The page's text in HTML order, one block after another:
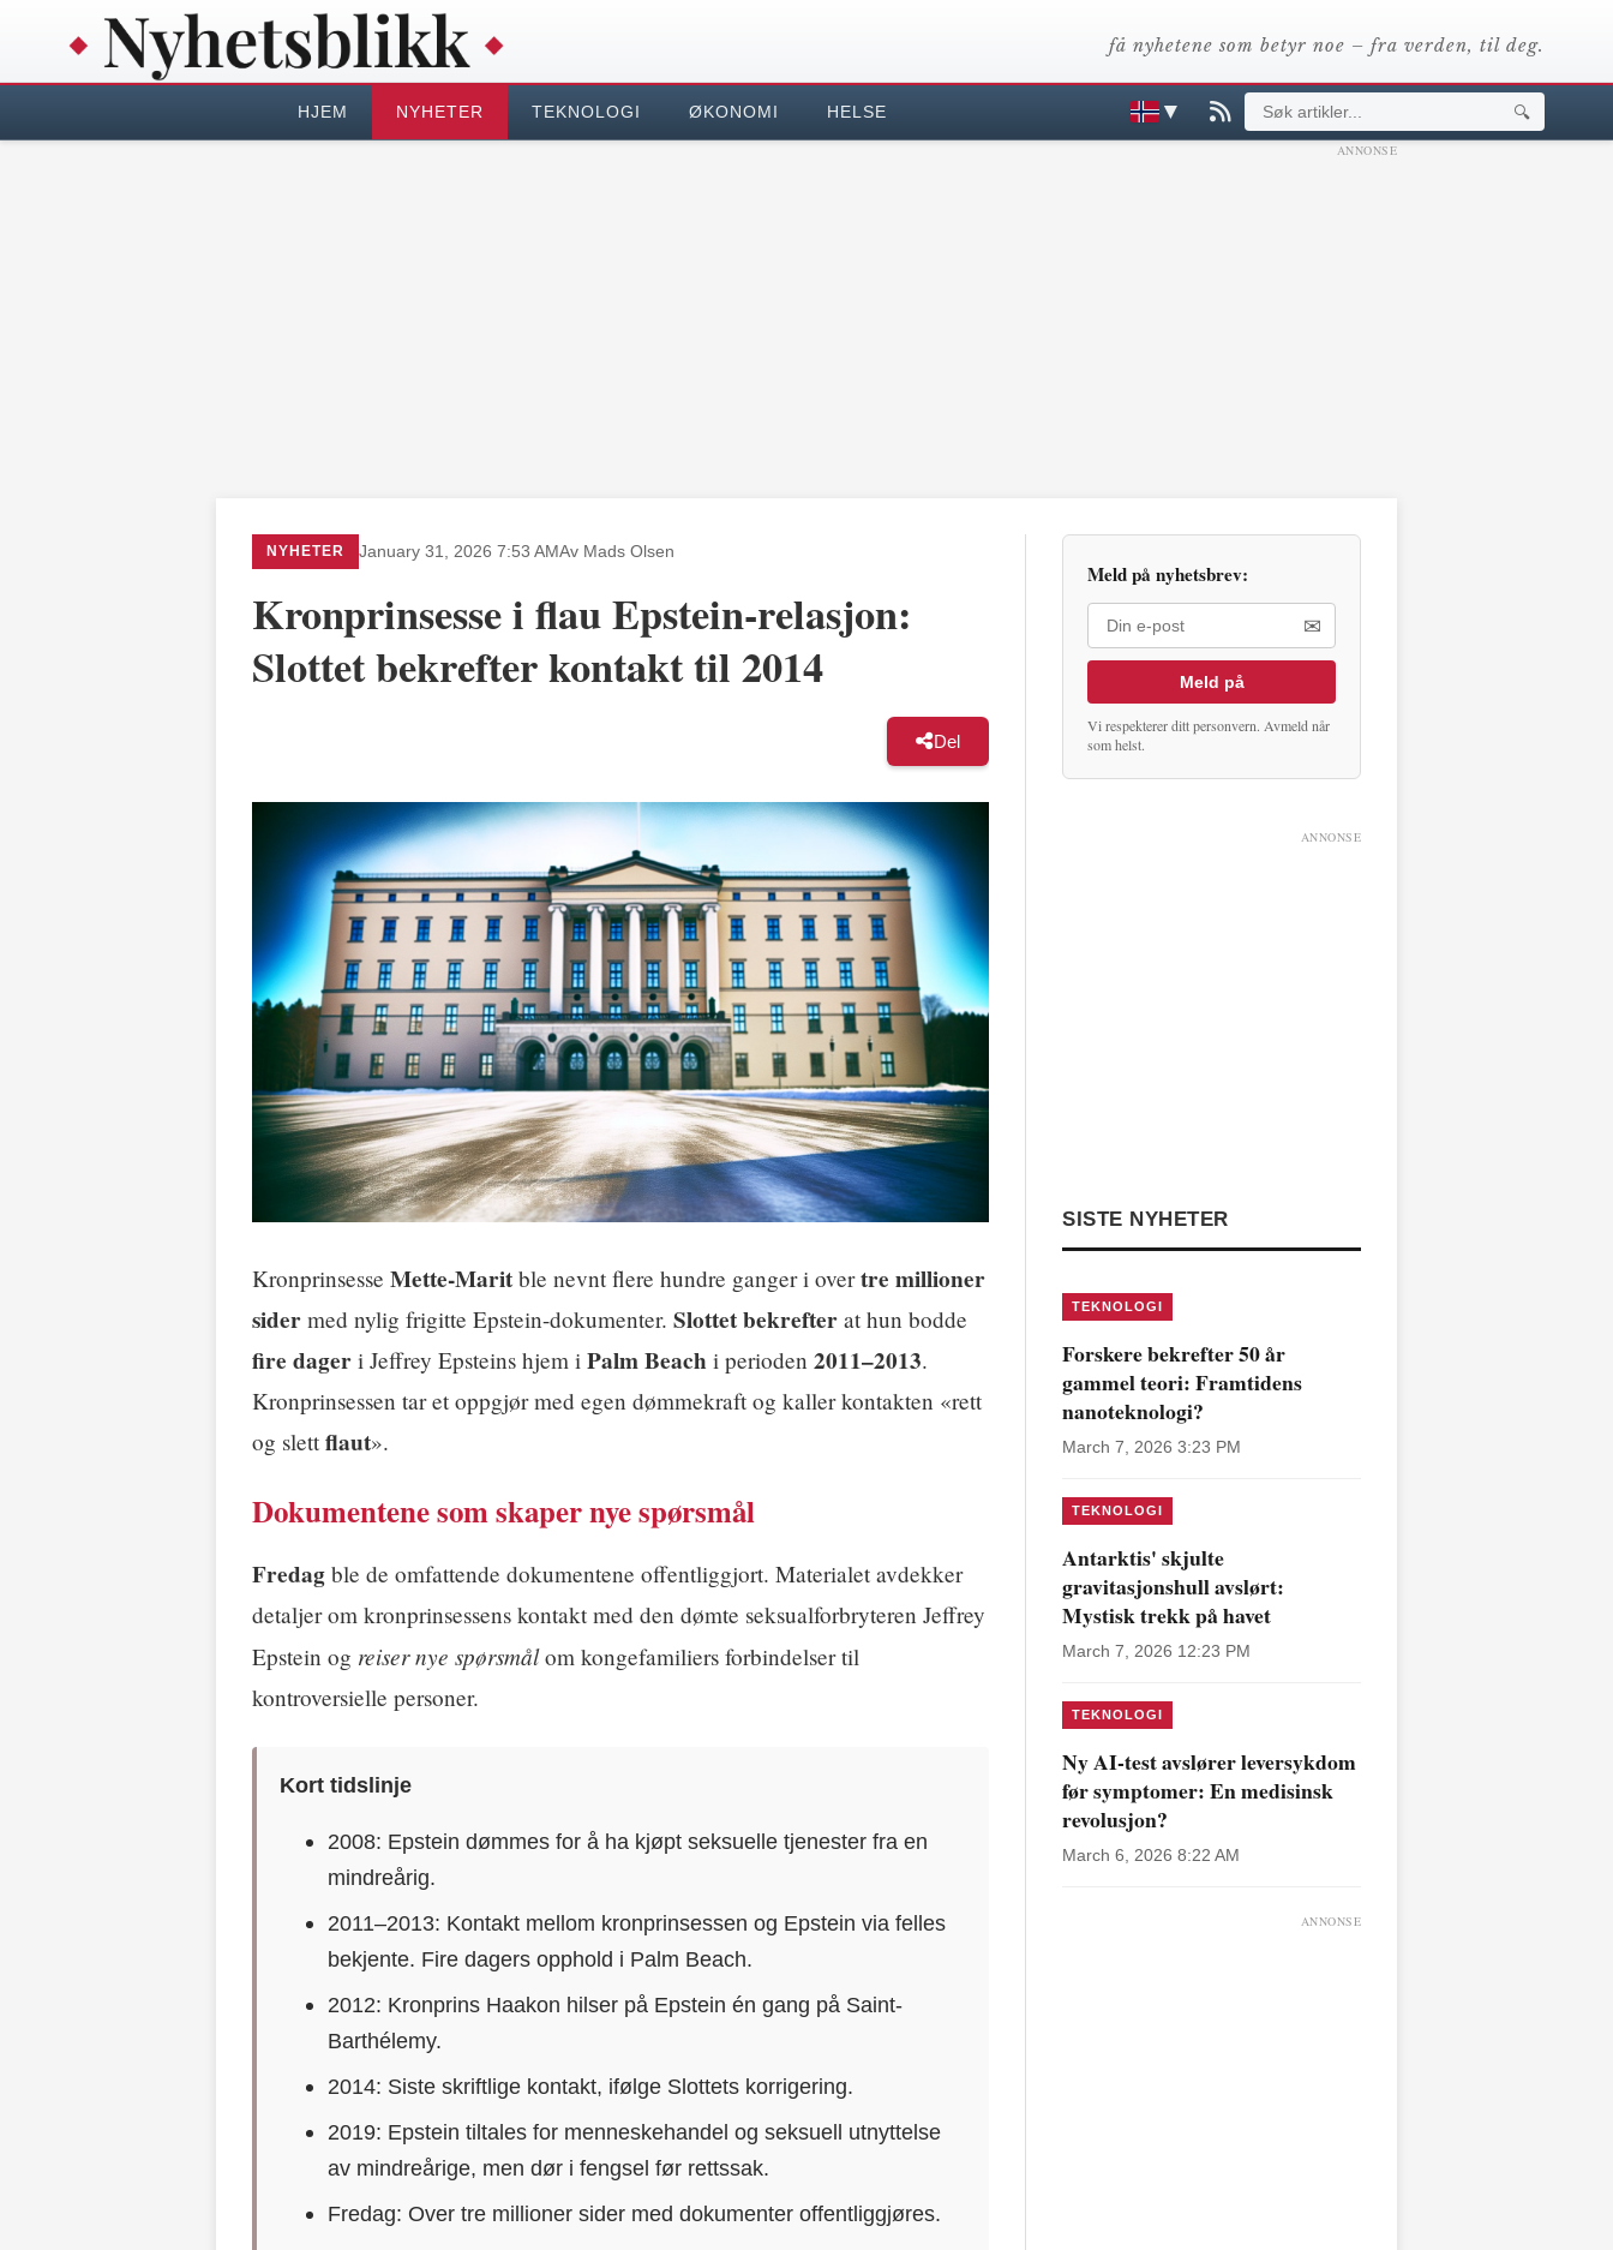
få nyhetene som betyr noe – fra verden, til deg.
HJEM NYHETER TEKNOLOGI ØKONOMI HELSE ▼ 🔍
ANNONSE
NYHETER January 31, 2026 7:53 AMAv Mads Olsen
Kronprinsesse i flau Epstein-relasjon:
Slottet bekrefter kontakt til 2014
Del
Kronprinsesse Mette-Marit ble nevnt flere hundre ganger i overtre millioner
sider med nylig frigitte Epstein-dokumenter. Slottet bekrefter at hun bodde
fire dager i Jeffrey Epsteins hjem i Palm Beach i perioden 2011–2013.
Kronprinsessen tar et oppgjør med egen dømmekraft og kaller kontakten «rett
og slett flaut».
Dokumentene som skaper nye spørsmål
Fredag ble de omfattende dokumentene offentliggjort. Materialet avdekker
detaljer om kronprinsessens kontakt med den dømte seksualforbryteren Jeffrey
Epstein og reiser nye spørsmålom kongefamiliers forbindelser til
kontroversielle personer.
Kort tidslinje
2008: Epstein dømmes for å ha kjøpt seksuelle tjenester fra en
mindreårig.
2011–2013: Kontakt mellom kronprinsessen og Epstein via felles
bekjente. Fire dagers opphold i Palm Beach.
2012: Kronprins Haakon hilser på Epstein én gang på Saint-
Barthélemy.
2014: Siste skriftlige kontakt, ifølge Slottets korrigering.
2019: Epstein tiltales for menneskehandel og seksuell utnyttelse
av mindreårige, men dør i fengsel før rettssak.
Fredag: Over tre millioner sider med dokumenter offentliggjøres.
Meld på nyhetsbrev:
✉
Meld på
Vi respekterer ditt personvern. Avmeld når
som helst.
ANNONSE
SISTE NYHETER
TEKNOLOGI
Forskere bekrefter 50 år
gammel teori: Framtidens
nanoteknologi?
March 7, 2026 3:23 PM
TEKNOLOGI
Antarktis' skjulte
gravitasjonshull avslørt:
Mystisk trekk på havet
March 7, 2026 12:23 PM
TEKNOLOGI
Ny AI-test avslører leversykdom
før symptomer: En medisinsk
revolusjon?
March 6, 2026 8:22 AM
ANNONSE